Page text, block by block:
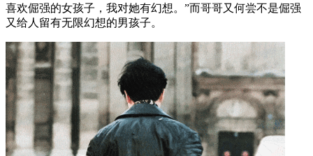
喜欢倔强的女孩子，我对她有幻想。”而哥哥又何尝不是倔强
又给人留有无限幻想的男孩子。